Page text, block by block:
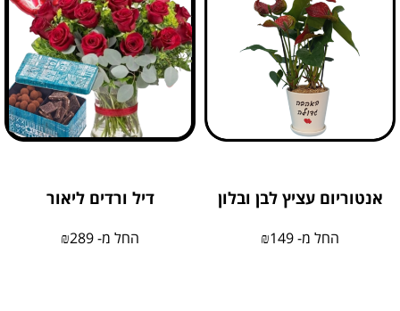
אנטוריום עציץ לבן ובלון
החל מ- ₪149
דיל ורדים ליאור
החל מ- ₪289